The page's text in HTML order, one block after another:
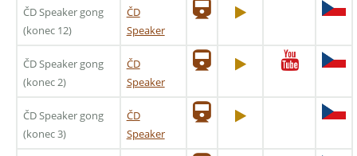
ČD Speaker gong
(konec 12)
ČD
Speaker
ČD Speaker gong
(konec 2)
ČD
Speaker
ČD Speaker gong
(konec 3)
ČD
Speaker